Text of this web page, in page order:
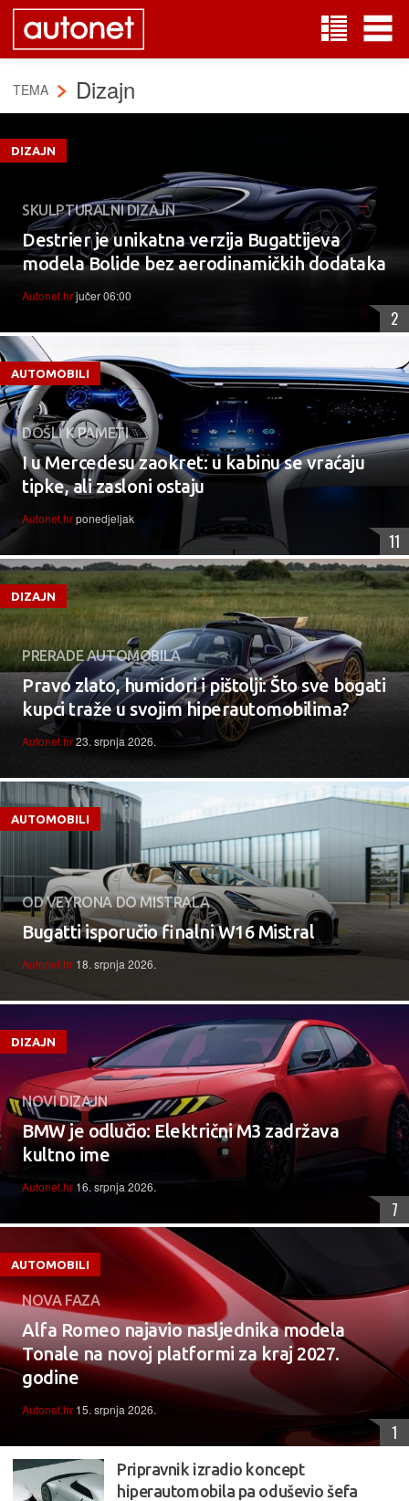
TEMA Dizajn
DIZAJN
SKULPTURALNI DIZAJN
Destrier je unikatna verzija Bugattijeva
modela Bolide bez aerodinamičkih dodataka
Autonet.hrjučer 06:00
2
AUTOMOBILI
DOŠLI K PAMETI
I u Mercedesu zaokret: u kabinu se vraćaju
tipke, ali zasloni ostaju
Autonet.hrponedjeljak
11
DIZAJN
PRERADE AUTOMOBILA
Pravo zlato, humidori i pištolji: Što sve bogati
kupci traže u svojim hiperautomobilima?
Autonet.hr23. srpnja 2026.
AUTOMOBILI
OD VEYRONA DO MISTRALA
Bugatti isporučio finalni W16 Mistral
Autonet.hr 18. srpnja 2026.
DIZAJN
NOVI DIZAJN
BMW je odlučio: Električni M3 zadržava
kultno ime
Autonet.hr 16. srpnja 2026.
7
AUTOMOBILI
NOVA FAZA
Alfa Romeo najavio nasljednika modela
Tonale na novoj platformi za kraj 2027.
godine
Autonet.hr 15. srpnja 2026.
1
Pripravnik izradio koncept
hiperautomobila pa oduševio šefa